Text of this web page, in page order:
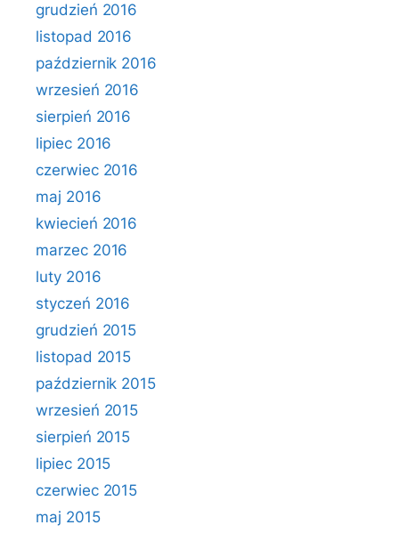
grudzień 2016
listopad 2016
październik 2016
wrzesień 2016
sierpień 2016
lipiec 2016
czerwiec 2016
maj 2016
kwiecień 2016
marzec 2016
luty 2016
styczeń 2016
grudzień 2015
listopad 2015
październik 2015
wrzesień 2015
sierpień 2015
lipiec 2015
czerwiec 2015
maj 2015